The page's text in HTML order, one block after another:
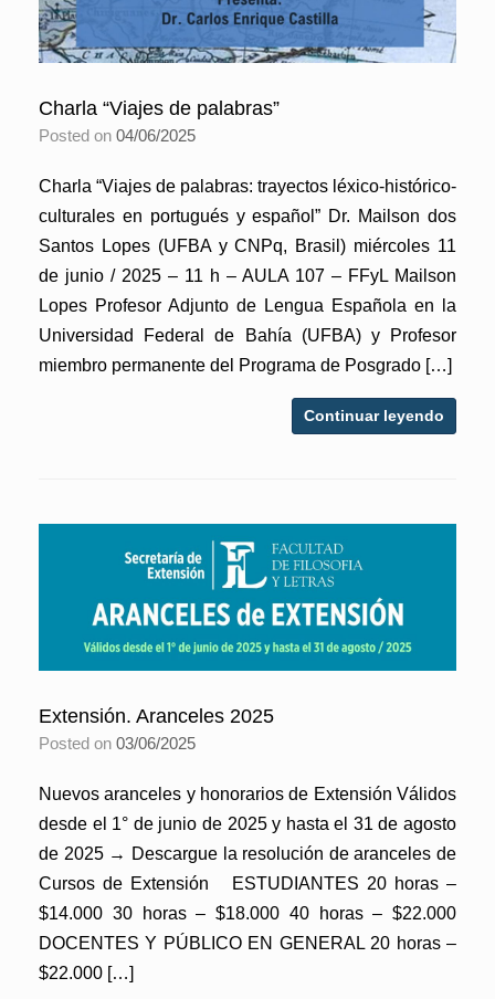
Charla “Viajes de palabras”
Posted on 04/06/2025
Charla “Viajes de palabras: trayectos léxico-histórico-
culturales en portugués y español” Dr. Mailson dos
Santos Lopes (UFBA y CNPq, Brasil) miércoles 11
de junio / 2025 – 11 h – AULA 107 – FFyL Mailson
Lopes Profesor Adjunto de Lengua Española en la
Universidad Federal de Bahía (UFBA) y Profesor
miembro permanente del Programa de Posgrado […]
Continuar leyendo
Extensión. Aranceles 2025
Posted on 03/06/2025
Nuevos aranceles y honorarios de Extensión Válidos
desde el 1° de junio de 2025 y hasta el 31 de agosto
de 2025 → Descargue la resolución de aranceles de
Cursos de Extensión ESTUDIANTES 20 horas –
$14.000 30 horas – $18.000 40 horas – $22.000
DOCENTES Y PÚBLICO EN GENERAL 20 horas –
$22.000 […]